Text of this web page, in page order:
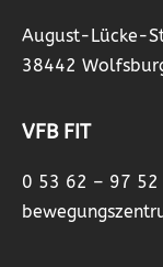
August-Lücke-
38442
VFB FIT
0 53 62 – 97 52